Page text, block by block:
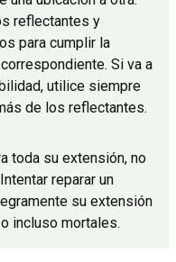
reflectantes y
para cumplir la
Si va a
utilice siempre
de los reflectantes.
toda su extensión, no
reparar un
su extensión
incluso mortales.